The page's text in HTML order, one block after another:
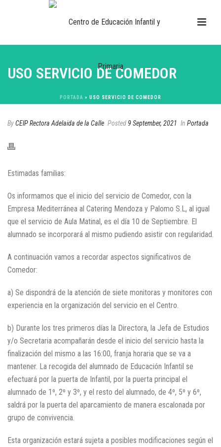
USO SERVICIO DE COMEDOR
PORTADA » USO SERVICIO DE COMEDOR
ByCEIP Rectora Adelaida de la Calle Posted 9 September, 2021 In Portada
Estimadas familias:
Os informamos que el inicio del servicio de Comedor, con la
Empresa Mediterránea al Catering Mendoza y Palomo S.L, al igual
que el servicio de Aula Matinal, es el día 10 de Septiembre. El
alumnado se incorporará al mismo pudiendo asistir con regularidad.
A continuación vamos a recordar aspectos significativos de
Comedor:
a) Se dispondrá de la atención de siete monitoras y monitores con
experiencia en la organización del servicio en el Centro.
b) Durante los tres primeros días la Directora, la Jefa de Estudios
y/o Secretaria acompañarán desde el inicio del servicio hasta la
finalización del mismo a las 16:00, franja horaria que se va a
mantener. La recogida del alumnado de Educación Infantil se
efectuará por la puerta de Infantil, por la puerta principal el
alumnado de 1º, 2º y 3º, y el resto del alumnado, de 4º, 5º y 6º,
saldrá por la puerta del aparcamiento de manera escalonada por
grupo de convivencia.
Esta organización estará sujeta a posibles modificaciones según el